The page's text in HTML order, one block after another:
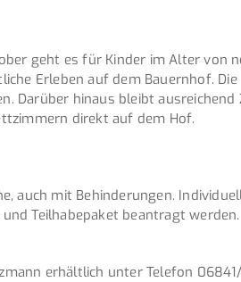
geht es für Kinder im Alter von
Erleben auf dem Bauernhof. Die
Darüber hinaus bleibt ausreichend
direkt auf dem Hof.
auch mit Behinderungen.
Teilhabepaket beantragt werden.
erhältlich unter Telefon 06841/